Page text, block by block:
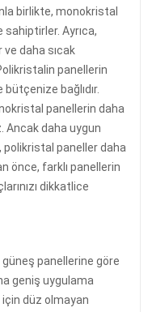
birlikte, monokristal
Ayrıca,
daha sıcak
panellerin
bağlıdır.
panellerin daha
Ancak daha uygun
polikristal paneller daha
önce, farklı panellerin
dikkatlice
panellerine göre
geniş uygulama
için düz olmayan